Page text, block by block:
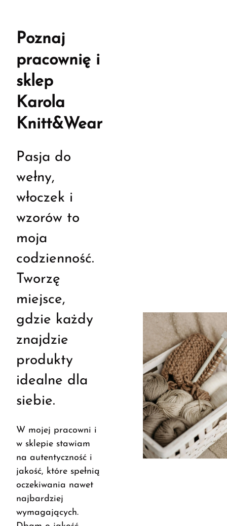
Poznaj
pracownię i
sklep
Karola
Knitt&Wear
Pasja do
wełny,
włoczek i
wzorów to
moja
codzienność.
Tworzę
miejsce,
gdzie każdy
znajdzie
produkty
idealne dla
siebie.
W mojej pracowni i
w sklepie stawiam
na autentyczność i
jakość, które spełnią
oczekiwania nawet
najbardziej
wymagających.